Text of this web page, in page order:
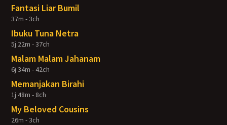
Fantasi Liar Bumil
37m - 3ch
Ibuku Tuna Netra
5j 22m - 37ch
Malam Malam Jahanam
6j 34m - 42ch
Memanjakan Birahi
1j 48m - 8ch
My Beloved Cousins
26m - 3ch